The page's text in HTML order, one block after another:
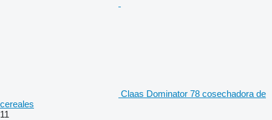
Claas Dominator 78 cosechadora de
cereales
11